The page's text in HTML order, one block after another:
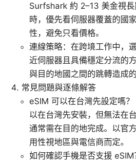
Surfshark 約 2–13 美金視
時，優先看伺服器覆蓋的國
性，避免只看價格。
連線策略：在跨境工作中，
近伺服器且具備穩定分流的
與目的地國之間的跳轉造成
常見問題與逐條解答
eSIM 可以在台灣先設定嗎
以在台灣先安裝，但無法在
通常需在目的地完成。以官
用性視地區與電信商而定。
如何確認手機是否支援